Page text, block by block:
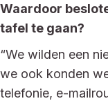
Waardoor
tafel te gaan?
“We wilden een
we ook konden
telefonie, e-